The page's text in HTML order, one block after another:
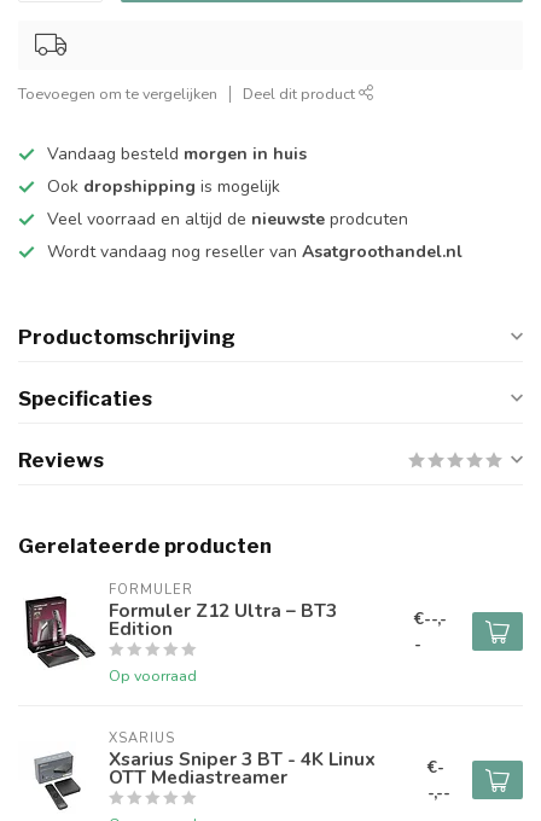
Toevoegen om te vergelijken Deel dit product
Vandaag besteld morgen in huis
Ook dropshipping is mogelijk
Veel voorraad en altijd de nieuwste prodcuten
Wordt vandaag nog reseller van Asatgroothandel.nl
Productomschrijving
Specificaties
Reviews
Gerelateerde producten
FORMULER
Formuler Z12 Ultra – BT3
Edition
Op voorraad
€--,-
-
XSARIUS
Xsarius Sniper 3 BT - 4K Linux
OTT Mediastreamer
€-
-,--